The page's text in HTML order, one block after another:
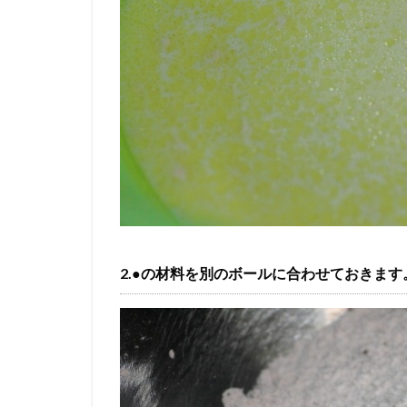
2.●の材料を別のボールに合わせておきます